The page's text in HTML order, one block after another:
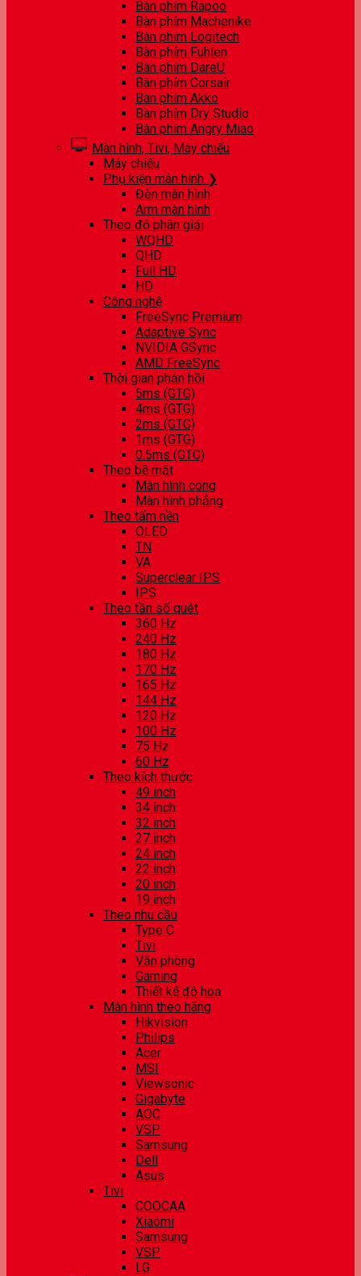
Bàn phím Rapoo
Bàn phím Machenike
Bàn phím Logitech
Bàn phím Fuhlen
Bàn phím DareU
Bàn phím Corsair
Bàn phím Akko
Bàn phím Dry Studio
Bàn phím Angry Miao
Màn hình, Tivi, Máy chiếu
Máy chiếu
Phụ kiện màn hình ❯
Đèn màn hình
Arm màn hình
Theo độ phân giải
WQHD
QHD
Full HD
HD
Công nghệ
FreeSync Premium
Adaptive Sync
NVIDIA GSync
AMD FreeSync
Thời gian phản hồi
5ms (GTG)
4ms (GTG)
2ms (GTG)
1ms (GTG)
0.5ms (GTG)
Theo bề mặt
Màn hình cong
Màn hình phẳng
Theo tấm nền
OLED
TN
VA
Superclear IPS
IPS
Theo tần số quét
360 Hz
240 Hz
180 Hz
170 Hz
165 Hz
144 Hz
120 Hz
100 Hz
75 Hz
60 Hz
Theo kích thước
49 inch
34 inch
32 inch
27 inch
24 inch
22 inch
20 inch
19 inch
Theo nhu cầu
Type C
Tivi
Văn phòng
Gaming
Thiết kế đồ hoạ
Màn hình theo hãng
Hikvision
Philips
Acer
MSI
Viewsonic
Gigabyte
AOC
VSP
Samsung
Dell
Asus
Tivi
COOCAA
Xiaomi
Samsung
VSP
LG